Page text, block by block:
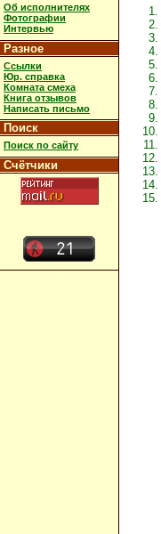
Об исполнителях
Фотографии
Интервью
Разное
Ссылки
Юр. справка
Комната смеха
Книга отзывов
Написать письмо
Поиск
Поиск по сайту
Счётчики